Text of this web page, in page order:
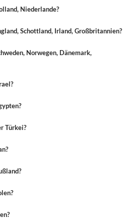
Niederlande?
Schottland, Irland, Großbritannien?
Norwegen, Dänemark,
Türkei?